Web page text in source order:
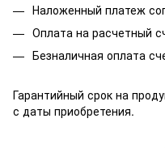
Наложенный платеж
Оплата на расчетный
Безналичная оплата
Гарантийный срок на
с даты приобретения.